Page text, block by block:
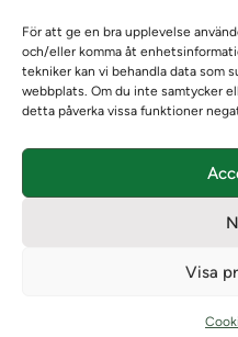
För att ge en bra upplevelse
och/eller komma åt
tekniker kan vi behandla data som
webbplats. Om du inte samtycker
detta påverka vissa funktioner
Visa
Om oss
Om oss
Om Ladokkonsortiet
Ladokkonsortiet
Teamens sammansättning
Användarkontakter
Kontaktuppgifter till